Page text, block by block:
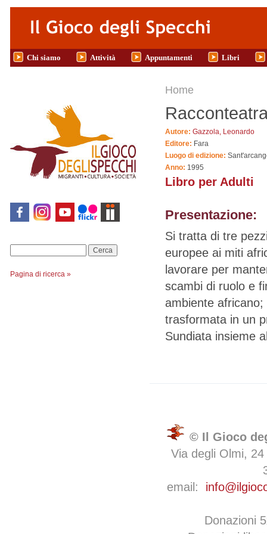
Salta al contenuto principale
Chi siamo Attività Appuntamenti Libri
Pagina di ricerca »
Tu sei qui
Home
Autore: Gazzola, Leonardo
Editore: Fara
Luogo di edizione:
Anno: 1995
Libro per Adulti
Presentazione:
Si tratta di tre
europee ai miti
lavorare per
scambi di ruolo e
ambiente africano;
trasformata in un
Sundiata insieme
© Il Gioco
Via degli Olmi,
email:
Donazioni